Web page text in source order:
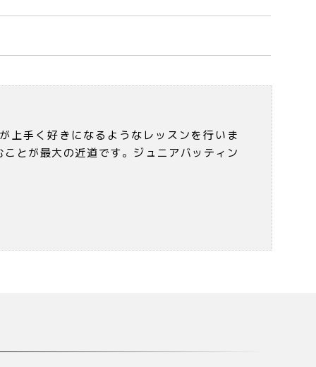
上手く好きになるようなレッスンを行いま
とが最大の近道です。ジュニアバッティン